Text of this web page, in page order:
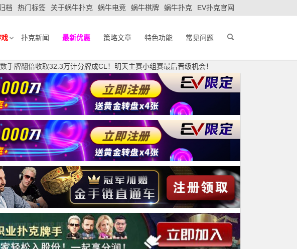
档 热门标签 关于蜗牛扑克 蜗牛电竞 蜗牛棋牌 蜗牛扑克 EV扑克官网
扑克新闻 最新优惠 策略文章 特色功能 常见问题
手牌翻倍收取32.3万计分牌成CL！明天主赛小组赛最后晋级机会！